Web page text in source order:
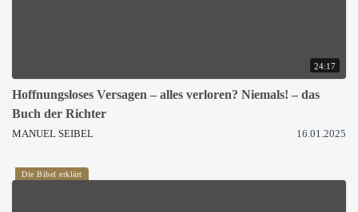
24:17
Hoffnungsloses Versagen – alles verloren? Niemals! – das
Buch der Richter
MANUEL SEIBEL 16.01.2025
Die Bibel erklärt